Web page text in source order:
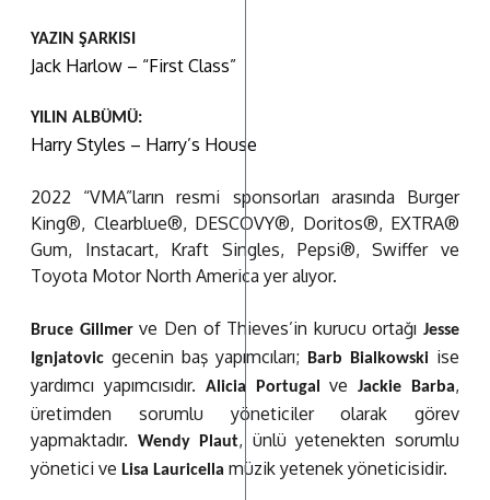
YAZIN ŞARKISI
Jack Harlow – “First Class”
YILIN ALBÜMÜ:
Harry Styles – Harry’s House
2022 “VMA”ların resmi sponsorları arasında Burger
King®, Clearblue®, DESCOVY®, Doritos®, EXTRA®
Gum, Instacart, Kraft Singles, Pepsi®, Swiffer ve
Toyota Motor North America yer alıyor.
Bruce Gillmerve Den of Thieves’in kurucu ortağı Jesse
Ignjatovic gecenin baş yapımcıları; Barb Bialkowski ise
yardımcı yapımcısıdır.
Alicia Portugal veJackie Barba,
üretimden sorumlu yöneticiler olarak görev
yapmaktadır.
Wendy Plaut, ünlü yetenekten sorumlu
yönetici ve Lisa Lauricella müzik yetenek yöneticisidir.